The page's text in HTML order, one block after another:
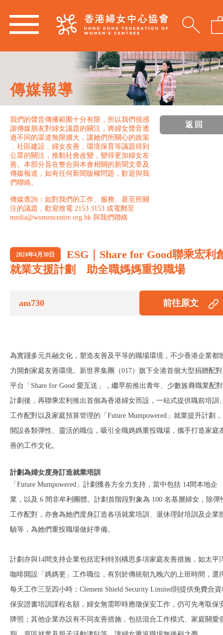
傳媒報導
我們的聲音傳播範圍十分有限，所以我們很感
謝傳媒朋友對婦女議題的關注，將婦女聲音透
過不同的渠道無限擴大，讓她們所關心的政策
﹑社區建設﹑婦女友善﹑環境保育等議題得到
公眾的關注，推動社會改變，變得更加婦女友
善。本部分旨在整合與本會相關的新聞文章及
傳媒報道，如有任何新聞版權問題，歡迎與我
們聯絡。
傳媒查詢：如對我們的工作、服務、甚至所關
注的議題，歡迎致電 2153 3153 或電郵至
media@womencentre.org.hk 與我們聯絡
返回
2024年4月30日
ESG｜Share for Good聯乘宏利
就業支援計劃 助全職媽媽重投職場
am730 前往原文
為實踐多元共融文化，塑造友善及平等的職場環境，不少香港企業都
力開創家庭友善環境。新世界集團（017）旗下全港首個大型捐贈配對
平台「Share for Good 愛互送」，繼早前推出青年、少數族裔職業配對
計劃後，再聯乘宏利推出首個為香港婦女而設，一站式提供職前培訓
工作配對以及家庭預算管理的「Future Mumpowered」就業提升計劃，
開設各類彈性、靈活的職位，吸引全職媽媽重投職場，攜手打造家庭
善的工作文化。
計劃為婦女度身訂造就業培訓
「Future Mumpowered」計劃獲各方全力支持，當中包括 14間本地企
業，以及 6 間非牟利團體。計劃首階段對象為 100 名基層婦女，除彈
工作配對，亦會為她們度身訂造各項就業培訓、退休理財培訓及企業
驗等，為她們重投職場做好準備。
計劃亦與14間支持企業包括宏利特別構思多項家庭友善措施，如太平
咖啡開設「媽媽更」工作職位，有別於傳統朝九晚六的上班時間，選
每天工作三至四小時；Clement Shield Security Limited則提供免費合資
保安證書培訓課程名額，婦女無需即時應徵保安工作，仍可先考取保
牌照；其他企業亦設有不同友善措施，包括混合工作模式、家庭關愛